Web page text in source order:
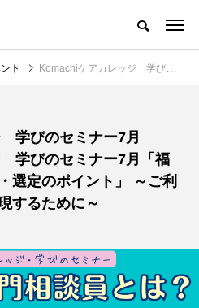
ト Komachiケアカレッジ 学びのセミナー7月Komachiケアカレッジ 学びのセミナー7月「福祉用具専門相談員とは・選定のポイント」 ～ご利用者様の望む生活を実現するために～
学びのセミナー7月
学びのセミナー7月「福
選定のポイント」 ～ご利
するために～